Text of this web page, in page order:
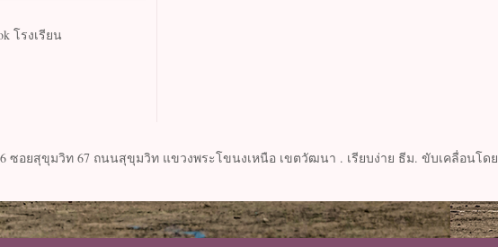
ซอยสุขุมวิท 67 ถนนสุขุมวิท แขวงพระโขนงเหนือ เขตวัฒนา . เรียบง่าย ธีม. ขับเคลื่อนโดย